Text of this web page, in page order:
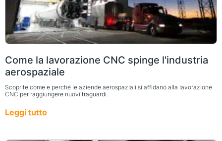
Come la lavorazione CNC spinge l'industria
aerospaziale
Scoprite come e perché le aziende aerospaziali si affidano alla lavorazione
CNC per raggiungere nuovi traguardi.
Leggi tutto